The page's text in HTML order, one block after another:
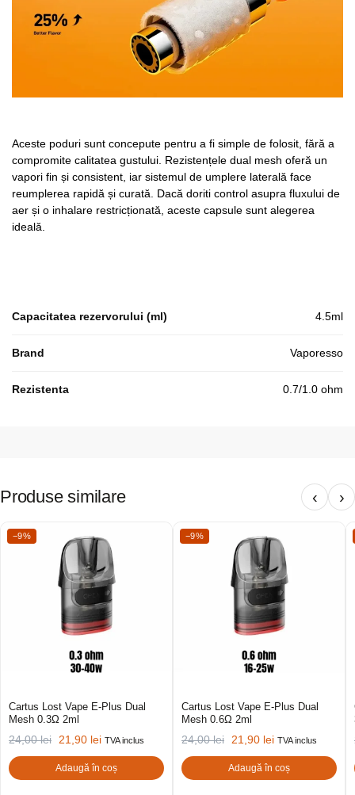
Aceste poduri sunt concepute pentru a fi simple de folosit, fără a
compromite calitatea gustului. Rezistențele dual mesh oferă un
vapori fin și consistent, iar sistemul de umplere laterală face
reumplerea rapidă și curată. Dacă doriti control asupra fluxului de
aer și o inhalare restricționată, aceste capsule sunt alegerea
ideală.
Capacitatea rezervorului (ml) 4.5ml
Brand Vaporesso
Rezistenta 0.7/1.0 ohm
Produse similare ‹ ›
−9%
Cartus Lost Vape E-Plus Dual
Mesh 0.3Ω 2ml
24,00lei 21,90 lei TVA inclus
Adaugă în coș
−9%
Cartus Lost Vape E-Plus Dual
Mesh 0.6Ω 2ml
24,00lei 21,90 lei TVA inclus
Adaugă în coș